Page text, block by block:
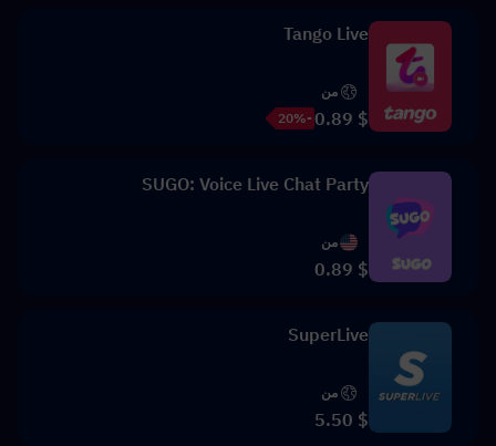
Tango Live
من
$ 0.89
-20%
SUGO: Voice Live Chat Party
من
$ 0.89
SuperLive
من
$ 5.50